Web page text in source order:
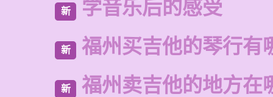
新 学音乐后的感受
新 福州买吉他的琴行有
新 福州卖吉他的地方在